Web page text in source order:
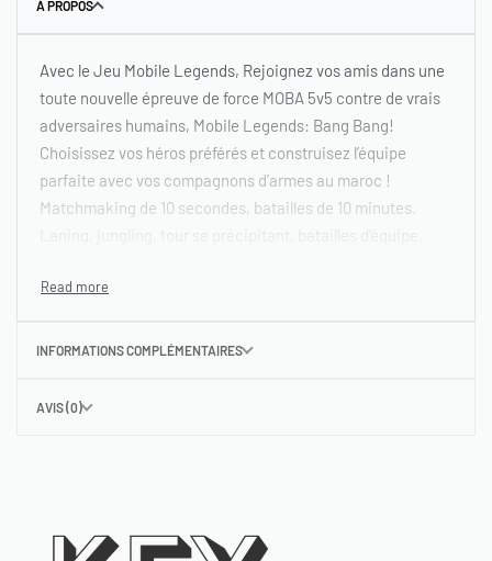
À PROPOS
Avec le Jeu Mobile Legends, Rejoignez vos amis dans une
toute nouvelle épreuve de force MOBA 5v5 contre de vrais
adversaires humains, Mobile Legends: Bang Bang!
Choisissez vos héros préférés et construisez l’équipe
parfaite avec vos compagnons d’armes au maroc !
Matchmaking de 10 secondes, batailles de 10 minutes.
paume de votre main! Nourrissez votre esprit eSport !
Comment acheter Mobile Legends
Mobile Legends: Bang Bang Diamonds au Maroc, Brisez
Bangest gratuit à télécharger et à jouer sur votre
INFORMATIONS COMPLÉMENTAIRES
AVIS (0)